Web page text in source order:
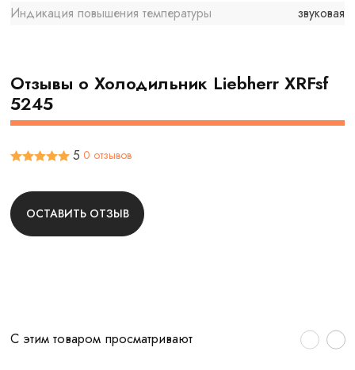
Индикация повышения температуры
звуковая
Отзывы о Холодильник Liebherr XRFsf
5245
5 0 отзывов
ОСТАВИТЬ ОТЗЫВ
С этим товаром просматривают